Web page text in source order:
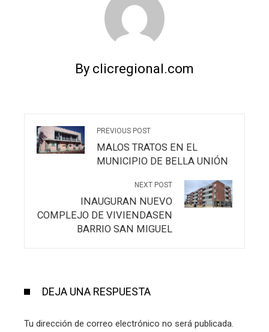
By clicregional.com
PREVIOUS POST
MALOS TRATOS EN EL
MUNICIPIO DE BELLA UNIÓN
NEXT POST
INAUGURAN NUEVO
COMPLEJO DE VIVIENDASEN
BARRIO SAN MIGUEL
DEJA UNA RESPUESTA
Tu dirección de correo electrónico no será publicada.